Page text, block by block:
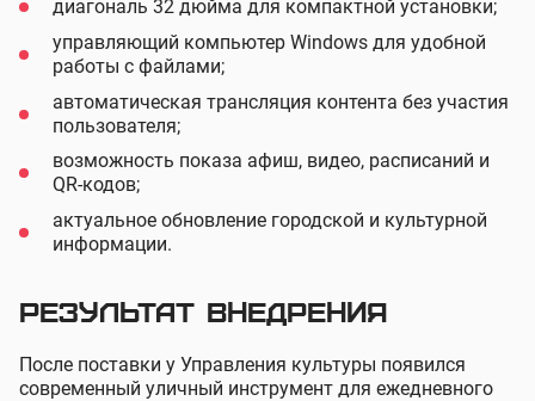
диагональ 32 дюйма для компактной установки;
управляющий компьютер Windows для удобной
работы с файлами;
автоматическая трансляция контента без участия
пользователя;
возможность показа афиш, видео, расписаний и
QR-кодов;
актуальное обновление городской и культурной
информации.
Результат внедрения
После поставки у Управления культуры появился
современный уличный инструмент для ежедневного